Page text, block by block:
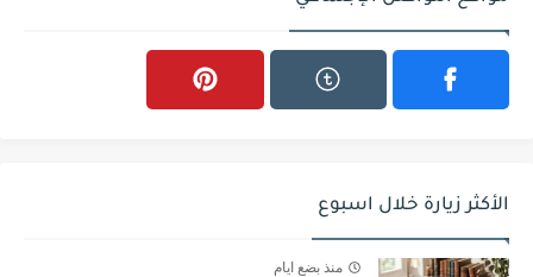
الأكثر زيارة خلال اسبوع
منذ بضع ايام